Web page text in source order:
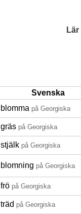
Svenska
blomma på Georgiska
gräs på Georgiska
stjälk på Georgiska
blomning på Georgiska
frö på Georgiska
träd på Georgiska